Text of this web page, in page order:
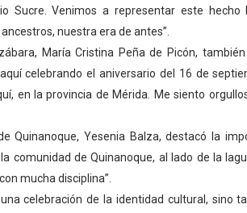
con éxito el taller vacacional de
celebra la Semana Mundial de la
"Venezuela Ríe 2026" brinda
reúne a diversos clubes deportivos
eléctrica para fortalecer la atención
Sucre. Venimos a representar este
nuestra era de antes”.
María Cristina Peña de Picón,
celebrando el aniversario del 16 de
en la provincia de Mérida. Me siento
Quinanoque, Yesenia Balza, destacó la
comunidad de Quinanoque, al lado de la
mucha disciplina”.
celebración de la identidad cultural, sino